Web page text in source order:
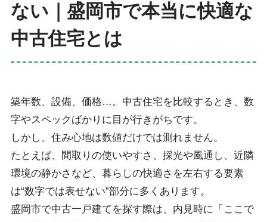
ない｜盛岡市で本当に快適な
中古住宅とは
築年数、設備、価格…。中古住宅を比較するとき、数
字やスペックばかりに目が行きがちです。
しかし、住み心地は数値だけでは測れません。
たとえば、間取りの使いやすさ、採光や風通し、近隣
環境の静かさなど、暮らしの快適さを左右する要素
は“数字では表せない”部分に多くあります。
盛岡市で中古一戸建てを探す際は、内見時に「ここで